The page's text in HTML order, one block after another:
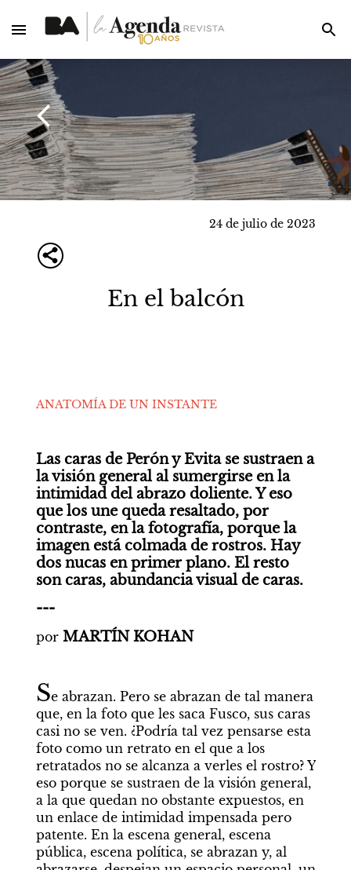
24 de julio de 2023
En el balcón
ANATOMÍA DE UN INSTANTE
Las caras de Perón y Evita se sustraen a
la visión general al sumergirse en la
intimidad del abrazo doliente. Y eso
que los une queda resaltado, por
contraste, en la fotografía, porque la
imagen está colmada de rostros. Hay
dos nucas en primer plano. El resto
son caras, abundancia visual de caras.
---
por MARTÍN KOHAN
Se abrazan. Pero se abrazan de tal manera
que, en la foto que les saca Fusco, sus caras
casi no se ven. ¿Podría tal vez pensarse esta
foto como un retrato en el que a los
retratados no se alcanza a verles el rostro? Y
eso porque se sustraen de la visión general,
a la que quedan no obstante expuestos, en
un enlace de intimidad impensada pero
patente. En la escena general, escena
pública, escena política, se abrazan y, al